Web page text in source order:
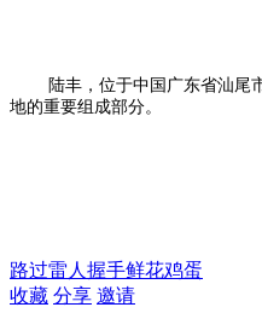
陆丰，位于中国 广东省汕尾
地的重要组成部分。
路过雷人 握手鲜花鸡蛋
收藏 分享 邀请